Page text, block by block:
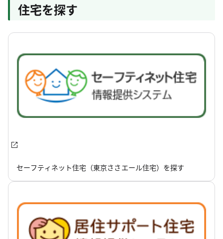
住宅を探す
セーフティネット住宅（東京ささエール住宅）を探す